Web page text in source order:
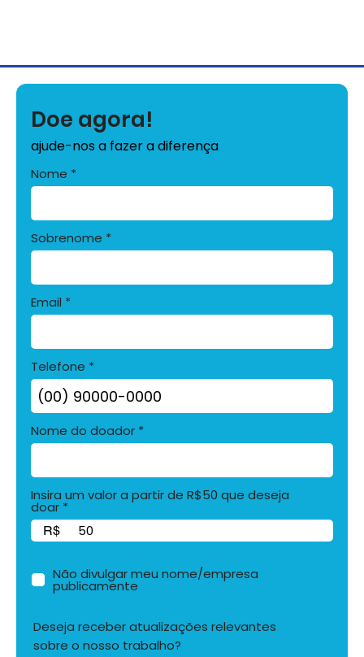
Doe agora!
ajude-nos a fazer a diferença
Nome
Sobrenome
Email
Telefone
Nome do doador
Insira um valor a partir de R$50 que deseja
doar
R$
Não divulgar meu nome/empresa
publicamente
Deseja receber atualizações relevantes
sobre o nosso trabalho?